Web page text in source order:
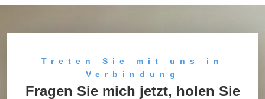
Treten Sie mit uns in
Verbindung
Fragen Sie mich jetzt, holen Sie